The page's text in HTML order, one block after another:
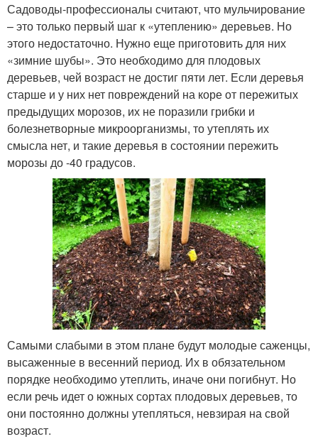
Садоводы-профессионалы считают, что мульчирование
– это только первый шаг к «утеплению» деревьев. Но
этого недостаточно. Нужно еще приготовить для них
«зимние шубы». Это необходимо для плодовых
деревьев, чей возраст не достиг пяти лет. Если деревья
старше и у них нет повреждений на коре от пережитых
предыдущих морозов, их не поразили грибки и
болезнетворные микроорганизмы, то утеплять их
смысла нет, и такие деревья в состоянии пережить
морозы до -40 градусов.
Самыми слабыми в этом плане будут молодые саженцы,
высаженные в весенний период. Их в обязательном
порядке необходимо утеплить, иначе они погибнут. Но
если речь идет о южных сортах плодовых деревьев, то
они постоянно должны утепляться, невзирая на свой
возраст.